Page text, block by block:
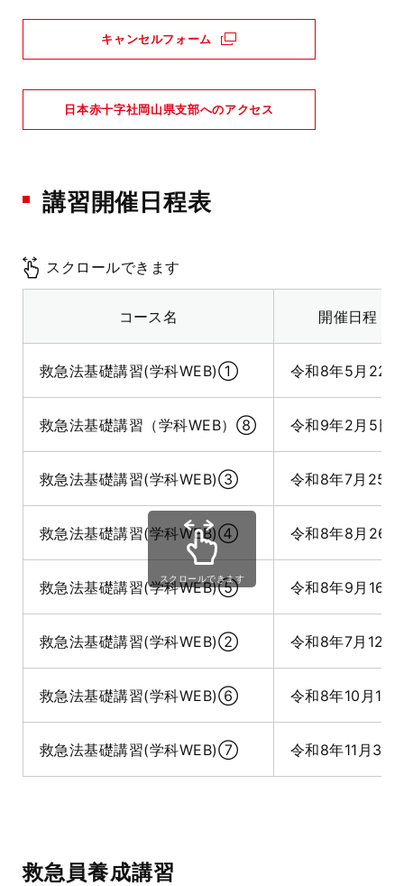
キャンセルフォーム
日本赤十字社岡山県支部へのアクセス
講習開催日程表
コース名 開催日程
救急法基礎講習(学科WEB)① 令和8年5月22日
救急法基礎講習（学科WEB）⑧ 令和9年2月5日
救急法基礎講習(学科WEB)③ 令和8年7月25日
救急法基礎講習(学科WEB)④ 令和8年8月26日
救急法基礎講習(学科WEB)⑤ 令和8年9月16日
救急法基礎講習(学科WEB)② 令和8年7月12日
救急法基礎講習(学科WEB)⑥ 令和8年10月17
救急法基礎講習(学科WEB)⑦ 令和8年11月3日
スクロールできます
スクロールできます
救急員養成講習